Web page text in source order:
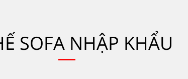
SOFA NHẬP KHẨU